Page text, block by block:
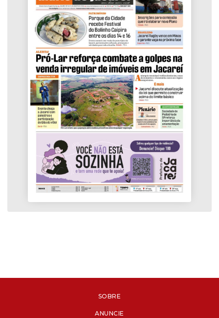
SOBRE
ANUNCIE